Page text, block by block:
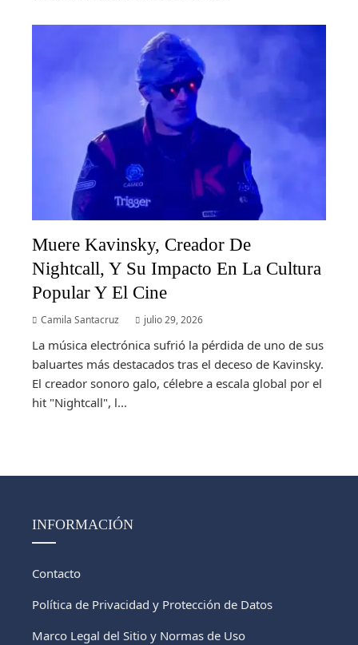
Muere Kavinsky, Creador De
Nightcall, Y Su Impacto En La Cultura
Popular Y El Cine
Camila Santacruz julio 29, 2026
La música electrónica sufrió la pérdida de uno de sus
baluartes más destacados tras el deceso de Kavinsky.
El creador sonoro galo, célebre a escala global por el
hit "Nightcall", l...
INFORMACIÓN
Contacto
Política de Privacidad y Protección de Datos
Marco Legal del Sitio y Normas de Uso